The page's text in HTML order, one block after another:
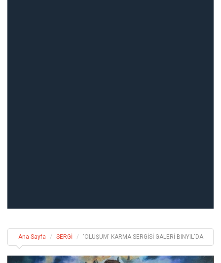
Ana Sayfa SERGİ 'OLUŞUM' KARMA SERGİSİ GALERİ BINYIL'DA